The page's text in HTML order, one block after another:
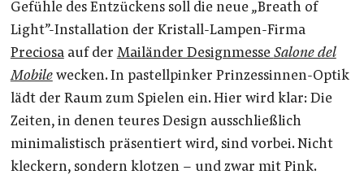
Gefühle des Entzückens soll die neue „Breath of
Light”-Installation der Kristall-Lampen-Firma
Preciosaauf der Mailänder Designmesse Salone del
Mobilewecken. In pastellpinker Prinzessinnen-Optik
lädt der Raum zum Spielen ein. Hier wird klar: Die
Zeiten, in denen teures Design ausschließlich
minimalistisch präsentiert wird, sind vorbei. Nicht
kleckern, sondern klotzen – und zwar mit Pink.